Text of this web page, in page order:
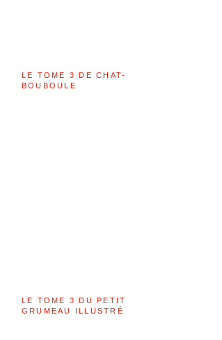
LE TOME 3 DE CHAT-
BOUBOULE
LE TOME 3 DU PETIT
GRUMEAU ILLUSTRÉ